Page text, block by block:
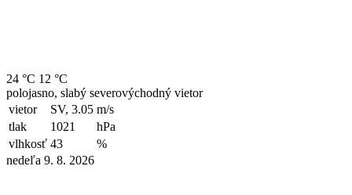
24 °C 12 °C
polojasno, slabý severovýchodný vietor
vietor
SV, 3.05 m/s
tlak
1021
hPa
vlhkosť 43
%
nedeľa 9. 8. 2026